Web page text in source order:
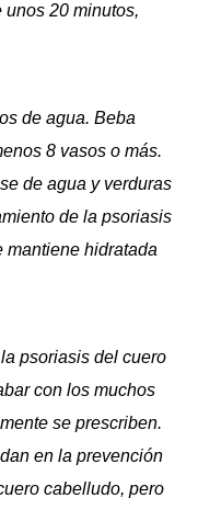
20 minutos,
de agua. Beba
8 vasos o más.
de agua y verduras
de la psoriasis
mantiene hidratada
psoriasis del cuero
con los muchos
se prescriben.
en la prevención
cabelludo, pero